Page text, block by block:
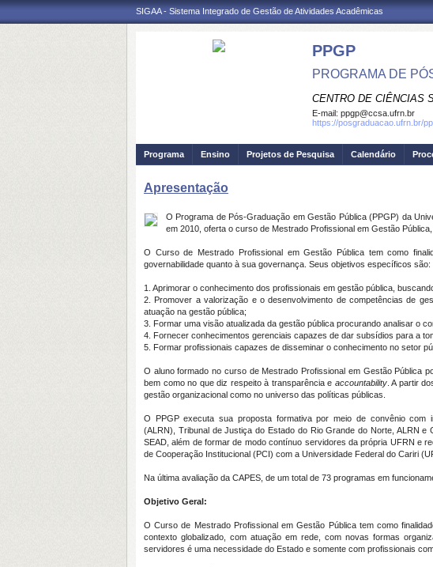
SIGAA - Sistema Integrado de Gestão de Atividades Acadêmicas
PPGP
PROGRAMA DE
CENTRO DE CIÊNCIAS
E-mail: ppgp@ccsa.ufrn.br
https://posgraduacao.ufrn.br/
Programa Ensino Projetos de Pesquisa Calendário
Apresentação
O Programa de Pós-Graduação em Gestão Pública (PPGP) da
em 2010, oferta o curso de Mestrado Profissional em Gestão
O Curso de Mestrado Profissional em Gestão Pública tem como
governabilidade quanto à sua governança. Seus objetivos específicos são:
1. Aprimorar o conhecimento dos profissionais em gestão pública,
2. Promover a valorização e o desenvolvimento de competências de
atuação na gestão pública;
3. Formar uma visão atualizada da gestão pública procurando analisar o
4. Fornecer conhecimentos gerenciais capazes de dar subsídios para a
5. Formar profissionais capazes de disseminar o conhecimento no setor
O aluno formado no curso de Mestrado Profissional em Gestão Pública
bem como no que diz respeito à transparência e accountability. A partir
gestão organizacional como no universo das políticas públicas.
O PPGP executa sua proposta formativa por meio de convênio
(ALRN), Tribunal de Justiça do Estado do Rio Grande do Norte, ALRN
SEAD, além de formar de modo contínuo servidores da própria UFRN e
de Cooperação Institucional (PCI) com a Universidade Federal do Cariri
Na última avaliação da CAPES, de um total de 73 programas em
Objetivo Geral:
O Curso de Mestrado Profissional em Gestão Pública tem como
contexto globalizado, com atuação em rede, com novas formas
servidores é uma necessidade do Estado e somente com profissionais